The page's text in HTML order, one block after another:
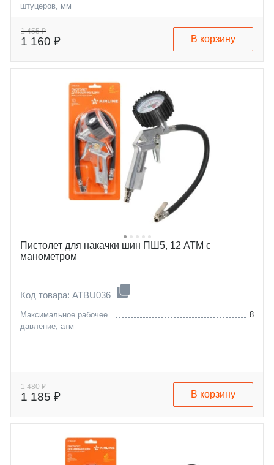
штуцеров, мм
1 455 ₽
1 160 ₽ В корзину
Пистолет для накачки шин ПШ5, 12 АТМ с
манометром
Код товара: ATBU036
Максимальное рабочее
давление, атм
8
1 480 ₽
1 185 ₽ В корзину